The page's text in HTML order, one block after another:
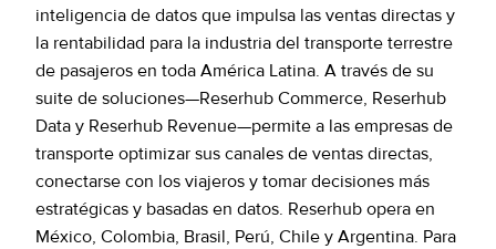
inteligencia de datos que impulsa las ventas directas y
la rentabilidad para la industria del transporte terrestre
de pasajeros en toda América Latina. A través de su
suite de soluciones—Reserhub Commerce, Reserhub
Data y Reserhub Revenue—permite a las empresas de
transporte optimizar sus canales de ventas directas,
conectarse con los viajeros y tomar decisiones más
estratégicas y basadas en datos. Reserhub opera en
México, Colombia, Brasil, Perú, Chile y Argentina. Para